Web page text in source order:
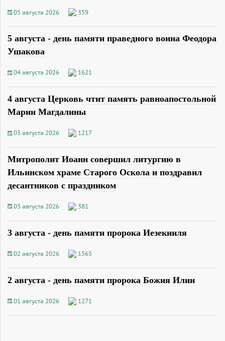
05 августа 2026 359
5 августа - день памяти праведного воина Феодора
Ушакова
04 августа 2026 1621
4 августа Церковь чтит память равноапостольной
Марии Магдалины
03 августа 2026 1217
Митрополит Иоанн совершил литургию в
Ильинском храме Старого Оскола и поздравил
десантников с праздником
03 августа 2026 381
3 августа - день памяти пророка Иезекииля
02 августа 2026 1565
2 августа - день памяти пророка Божия Илии
01 августа 2026 1271